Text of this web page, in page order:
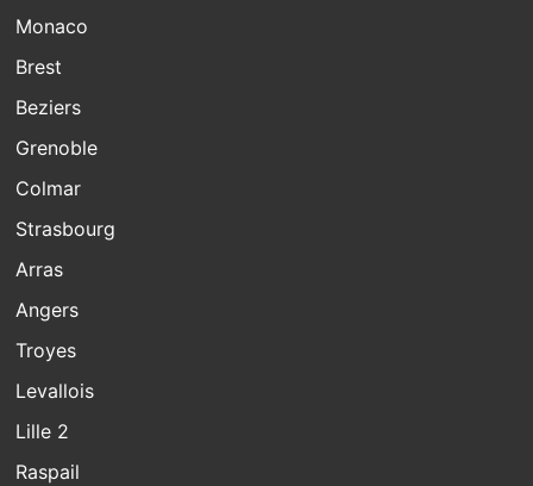
Monaco
Brest
Beziers
Grenoble
Colmar
Strasbourg
Arras
Angers
Troyes
Levallois
Lille 2
Raspail